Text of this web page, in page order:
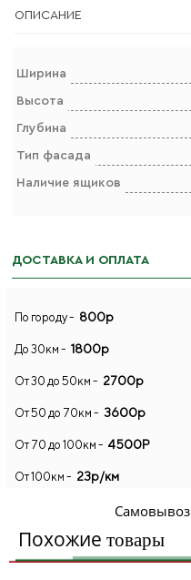
ОПИСАНИЕ
Ширина
Высота
Глубина
Тип фасада
Наличие ящиков
ДОСТАВКА И ОПЛАТА
По городу - 800р
До 30км - 1800р
От 30 до 50км - 2700р
От 50 до 70км - 3600р
От 70 до 100км - 4500Р
От 100км - 23р/км
Самовывоз
Похожие товары